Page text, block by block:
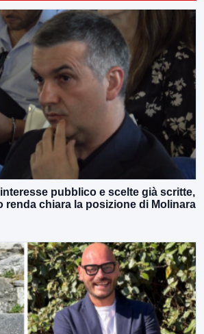
pubblico e scelte già scritte,
renda chiara la posizione di Molinara